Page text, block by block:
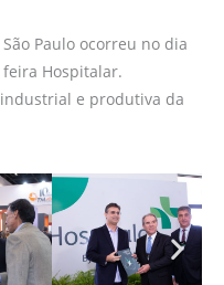
Paulo ocorreu no dia
Hospitalar.
e produtiva da